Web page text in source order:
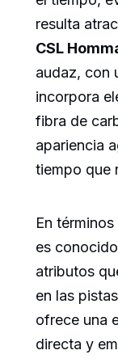
resulta
CSL
audaz, con
incorpora
fibra de
apariencia
tiempo que
En
es
atributos
en las
ofrece una
directa y